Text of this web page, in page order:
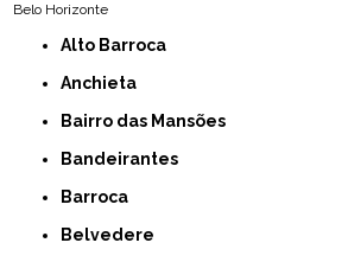
Belo Horizonte
Alto Barroca
Anchieta
Bairro das Mansões
Bandeirantes
Barroca
Belvedere